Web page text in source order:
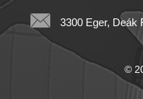
3300 Eger, Deák
©